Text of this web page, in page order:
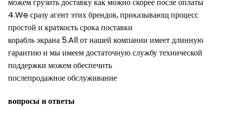
можем грузить доставку как можно скорее после оплаты
4.We сразу агент этих брендов, приказывающ процесс
простой и краткость срока поставки
корабль экрана 5.All от нашей компании имеет длинную
гарантию и мы имеем достаточную службу технической
поддержки можем обеспечить
послепродажное обслуживание
вопросы и ответы